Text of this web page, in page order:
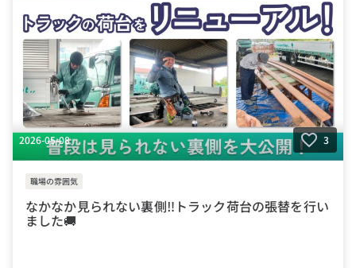
2026-05-08 3
職場の雰囲気
なかなか見られない裏側‼️トラック荷台の張替を行い
ました🚚